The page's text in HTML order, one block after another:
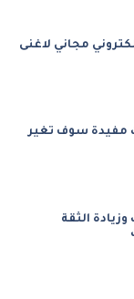
مجاني لاغنى
مفيدة سوف تغير
الثقة